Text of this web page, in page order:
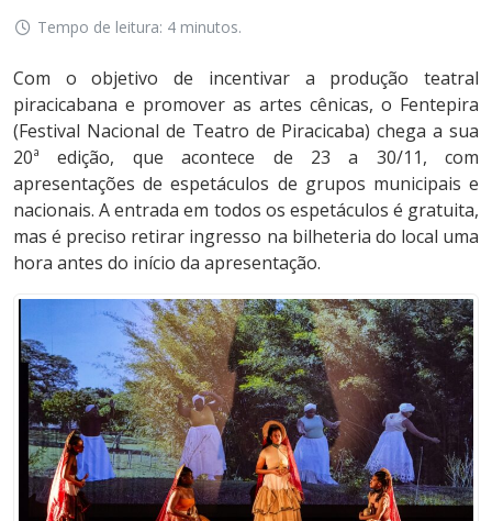
Tempo de leitura: 4 minutos.
Com o objetivo de incentivar a produção teatral
piracicabana e promover as artes cênicas, o Fentepira
(Festival Nacional de Teatro de Piracicaba) chega a sua
20ª edição, que acontece de 23 a 30/11, com
apresentações de espetáculos de grupos municipais e
nacionais. A entrada em todos os espetáculos é gratuita,
mas é preciso retirar ingresso na bilheteria do local uma
hora antes do início da apresentação.